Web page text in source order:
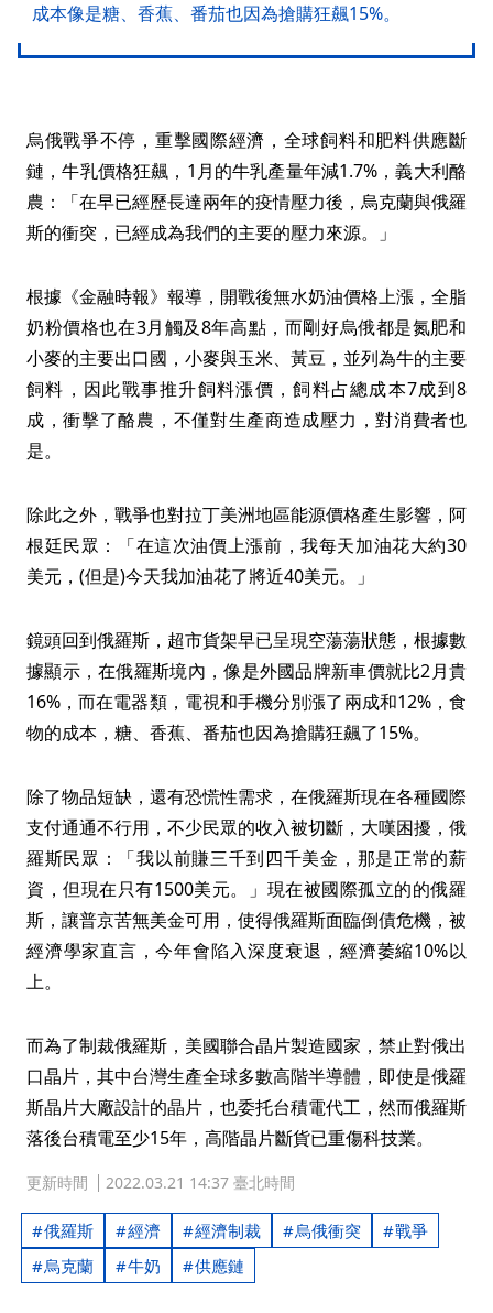
成本像是糖、香蕉、番茄也因為搶購狂飆15%。
烏俄戰爭不停，重擊國際經濟，全球飼料和肥料供應斷
鏈，牛乳價格狂飆，1月的牛乳產量年減1.7%，義大利酪
農：「在早已經歷長達兩年的疫情壓力後，烏克蘭與俄羅
斯的衝突，已經成為我們的主要的壓力來源。」
根據《金融時報》報導，開戰後無水奶油價格上漲，全脂
奶粉價格也在3月觸及8年高點，而剛好烏俄都是氮肥和
小麥的主要出口國，小麥與玉米、黃豆，並列為牛的主要
飼料，因此戰事推升飼料漲價，飼料占總成本7成到8
成，衝擊了酪農，不僅對生產商造成壓力，對消費者也
是。
除此之外，戰爭也對拉丁美洲地區能源價格產生影響，阿
根廷民眾：「在這次油價上漲前，我每天加油花大約30
美元，(但是)今天我加油花了將近40美元。」
鏡頭回到俄羅斯，超市貨架早已呈現空蕩蕩狀態，根據數
據顯示，在俄羅斯境內，像是外國品牌新車價就比2月貴
16%，而在電器類，電視和手機分別漲了兩成和12%，食
物的成本，糖、香蕉、番茄也因為搶購狂飆了15%。
除了物品短缺，還有恐慌性需求，在俄羅斯現在各種國際
支付通通不行用，不少民眾的收入被切斷，大嘆困擾，俄
羅斯民眾：「我以前賺三千到四千美金，那是正常的薪
資，但現在只有1500美元。」現在被國際孤立的的俄羅
斯，讓普京苦無美金可用，使得俄羅斯面臨倒債危機，被
經濟學家直言，今年會陷入深度衰退，經濟萎縮10%以
上。
而為了制裁俄羅斯，美國聯合晶片製造國家，禁止對俄出
口晶片，其中台灣生產全球多數高階半導體，即使是俄羅
斯晶片大廠設計的晶片，也委托台積電代工，然而俄羅斯
落後台積電至少15年，高階晶片斷貨已重傷科技業。
更新時間 2022.03.21 14:37 臺北時間
俄羅斯 經濟 經濟制裁 烏俄衝突
戰爭
烏克蘭
牛奶 供應鏈